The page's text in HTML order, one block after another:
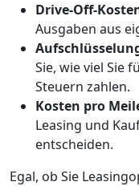
Drive-Off-
Ausgaben aus
Sie, wie viel Sie
Steuern zahlen.
Kosten pro
Leasing und
entscheiden.
Egal, ob Sie